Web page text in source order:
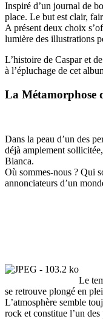
Inspiré d’un journal de
place. Le but est clair,
A présent deux choix
lumière des illustrations
L’histoire de Caspar et
à l’épluchage de cet
La Métamorphose
Dans la peau d’un des
déjà amplement
Bianca.
Où sommes-nous ? Qui
annonciateurs d’un
Le
se retrouve plongé en
L’atmosphère semble
rock et constitue l’un des